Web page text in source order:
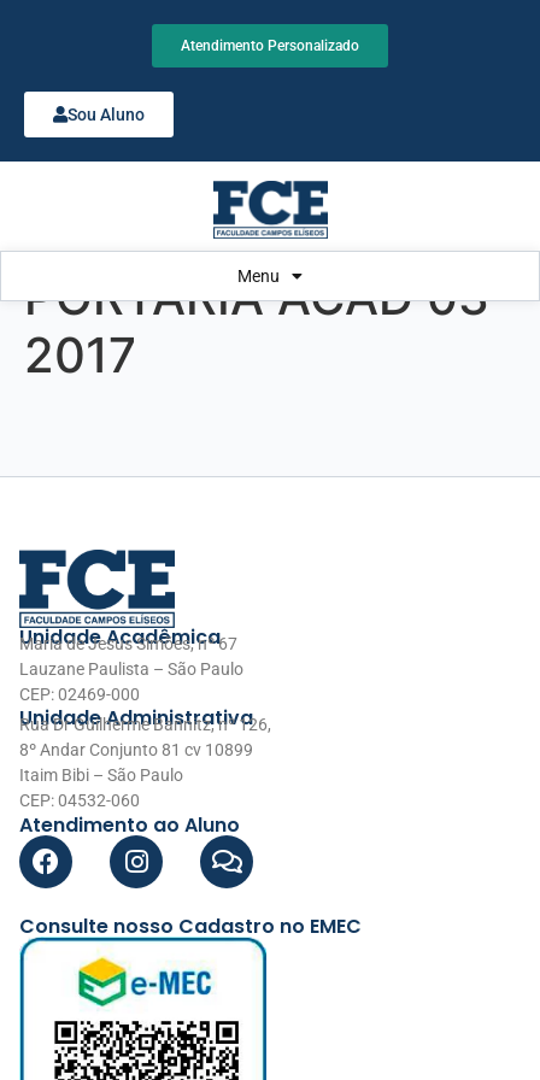
Atendimento Personalizado
Sou Aluno
Menu
PORTARIA ACAD 03-
2017
Unidade Acadêmica
Maria de Jesus Simões, nº 67
Lauzane Paulista – São Paulo
CEP: 02469-000
Unidade Administrativa
Rua Dr Guilherme Bannitz, nº 126,
8º Andar Conjunto 81 cv 10899
Itaim Bibi – São Paulo
CEP: 04532-060
Atendimento ao Aluno
Consulte nosso Cadastro no EMEC